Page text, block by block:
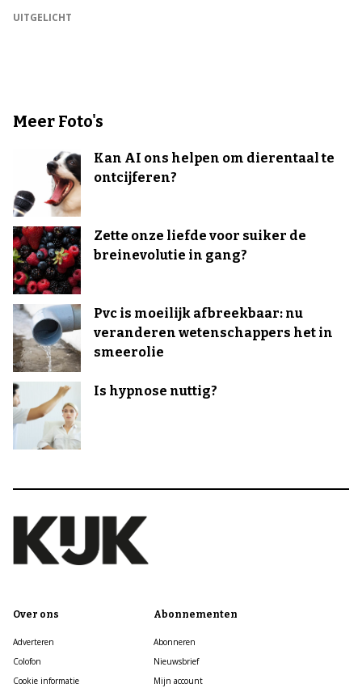
UITGELICHT
Meer Foto's
Kan AI ons helpen om dierentaal te
ontcijferen?
Zette onze liefde voor suiker de
breinevolutie in gang?
Pvc is moeilijk afbreekbaar: nu
veranderen wetenschappers het in
smeerolie
Is hypnose nuttig?
Over ons
Adverteren
Colofon
Cookie informatie
Abonnementen
Abonneren
Nieuwsbrief
Mijn account